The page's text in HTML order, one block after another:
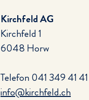
Kirchfeld AG
Kirchfeld 1
6048 Horw
Telefon041 349 41 41
info@kirchfeld.ch